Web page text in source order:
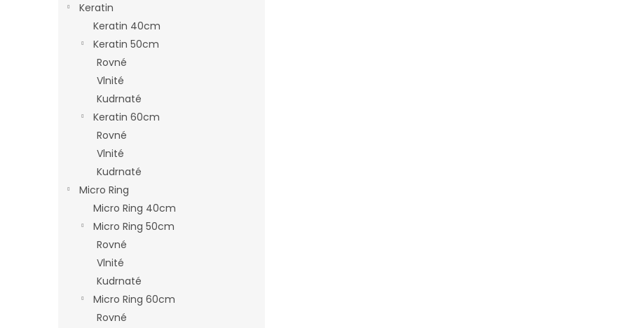
Keratin
Keratin 40cm
Keratin 50cm
Rovné
Vlnité
Kudrnaté
Keratin 60cm
Rovné
Vlnité
Kudrnaté
Micro Ring
Micro Ring 40cm
Micro Ring 50cm
Rovné
Vlnité
Kudrnaté
Micro Ring 60cm
Rovné